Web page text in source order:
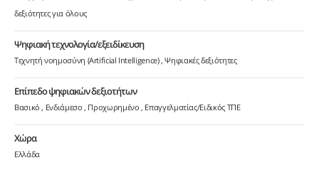
δεξιότητες για όλους
Ψηφιακή τεχνολογία/εξειδίκευση
Τεχνητή νοημοσύνη (Artificial Intelligence) Ψηφιακές δεξιότητες
Επίπεδο ψηφιακών δεξιοτήτων
Βασικό Ενδιάμεσο Προχωρημένο Επαγγελματίας/Ειδικός ΤΠΕ
Χώρα
Ελλάδα